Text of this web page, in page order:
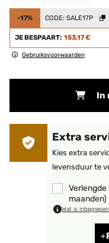
-17% CODE: SALE17P
JE BESPAART: 153,17 €
Gebruiksvoorwaarden
In
Extra
Kies extra
levensduur te
Verlengde
maanden)
Wat is